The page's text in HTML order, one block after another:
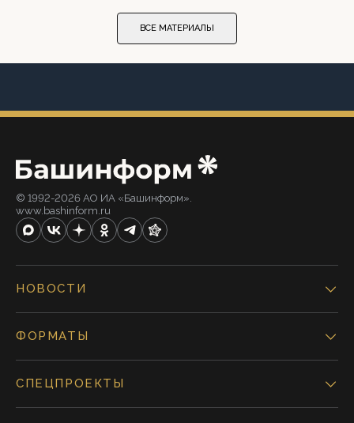
ВСЕ МАТЕРИАЛЫ
© 1992-2026 АО ИА «Башинформ».
www.bashinform.ru
НОВОСТИ
ФОРМАТЫ
СПЕЦПРОЕКТЫ